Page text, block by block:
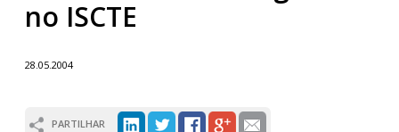
no ISCTE
28.05.2004
PARTILHAR